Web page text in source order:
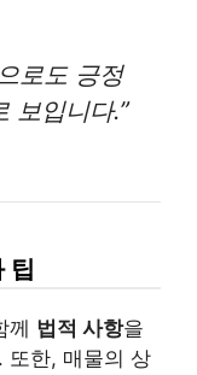
로도 긍정
보입니다.”
팁
께 법적 사항을
또한, 매물의 상